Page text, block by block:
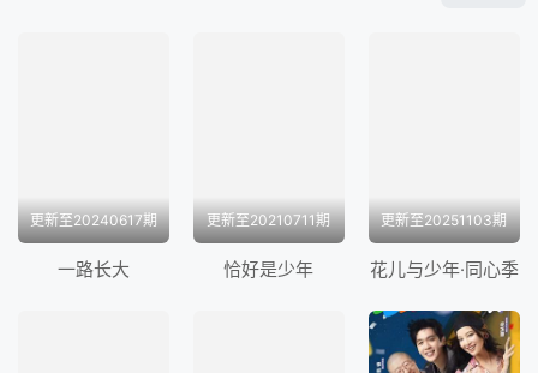
更新至20240617期
一路长大
更新至20210711期
恰好是少年
更新至20251103期
花儿与少年·同心季